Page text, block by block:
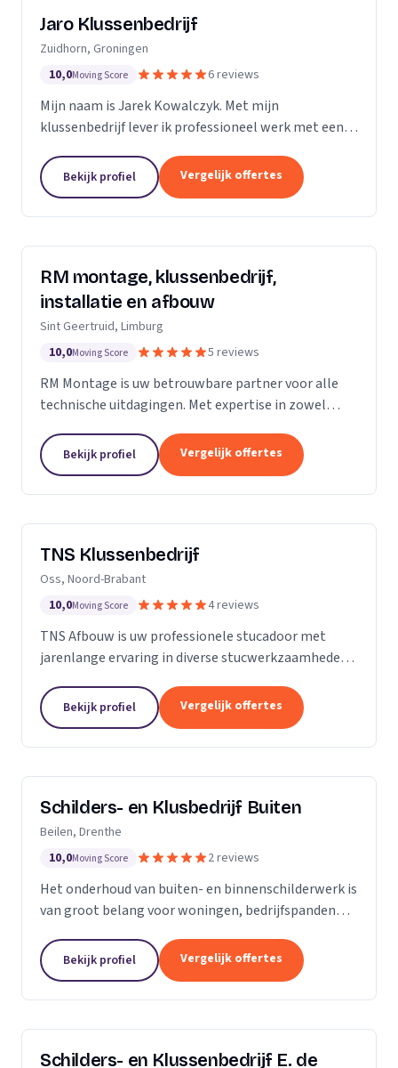
Jaro Klussenbedrijf
Zuidhorn, Groningen
10,0Moving Score 6 reviews
Mijn naam is Jarek Kowalczyk. Met mijn
klussenbedrijf lever ik professioneel werk met een
woning of bedrijfspand binnen enkele dagen
geregeld? Ik...
Bekijk profiel Vergelijk offertes
RM montage, klussenbedrijf,
installatie en afbouw
Sint Geertruid, Limburg
10,0Moving Score 5 reviews
RM Montage is uw betrouwbare partner voor alle
technische uitdagingen. Met expertise in zowel
een breed scala aan diensten aan. Van meterkasten
en...
Bekijk profiel Vergelijk offertes
TNS Klussenbedrijf
Oss, Noord-Brabant
10,0Moving Score 4 reviews
TNS Afbouw is uw professionele stucadoor met
jarenlange ervaring in diverse stucwerkzaamheden.
voorbereidingen, apparatuur, kleurkeuzes en andere
details. Onze...
Bekijk profiel Vergelijk offertes
Schilders- en Klusbedrijf Buiten
Beilen, Drenthe
10,0Moving Score 2 reviews
Het onderhoud van buiten- en binnenschilderwerk is
van groot belang voor woningen, bedrijfspanden
heeft ook een beschermende functie tegen...
Bekijk profiel Vergelijk offertes
Schilders- en Klussenbedrijf E. de